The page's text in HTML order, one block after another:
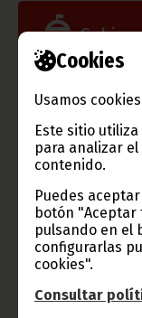
Cookies
Usamos
Este sitio
para analizar
contenido.
Puedes
botón "Aceptar
pulsando en el
configurarlas
cookies".
Consultar
TVGE
Radio